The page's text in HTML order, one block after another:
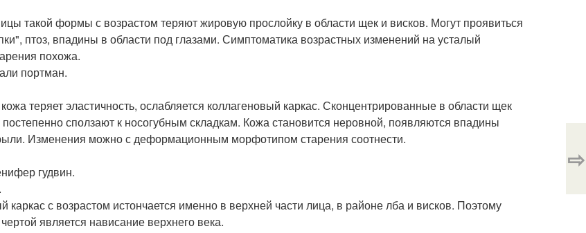
такой формы с возрастом теряют жировую прослойку в области щек и висков. Могут проявиться
птоз, впадины в области под глазами. Симптоматика возрастных изменений на усталый
похожа.
портман.
теряет эластичность, ослабляется коллагеновый каркас. Сконцентрированные в области щек
сползают к носогубным складкам. Кожа становится неровной, появляются впадины
Изменения можно с деформационным морфотипом старения соотнести.
гудвин.
каркас с возрастом истончается именно в верхней части лица, в районе лба и висков. Поэтому
является нависание верхнего века.
⇨